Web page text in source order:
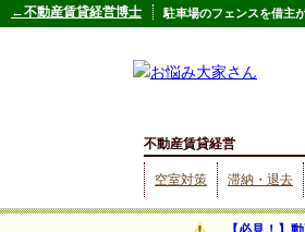
駐車場のフェンスを借主
不動産賃貸経営
空室対策 滞納・退去
←不動産賃貸経営博士